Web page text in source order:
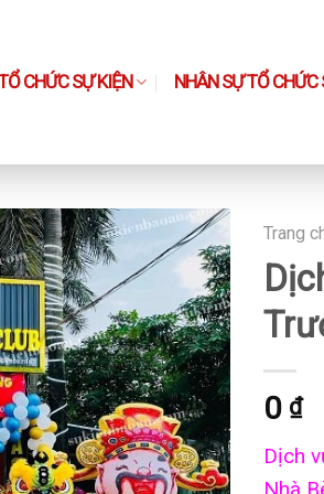
CHỨC SỰ KIỆN NHÂN SỰ TỔ CHỨC
Trang
0 ₫
Dịch